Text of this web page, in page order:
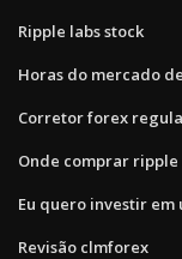
Ripple labs stock
Horas do mercado
Corretor forex
Onde comprar
Eu quero investir em
Revisão clmforex